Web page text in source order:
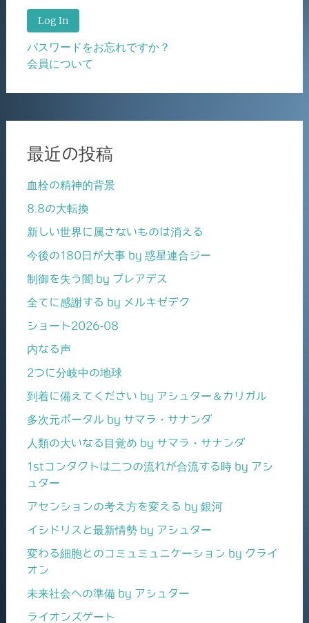
パスワードをお忘れですか？
会員について
最近の投稿
血栓の精神的背景
8.8の大転換
新しい世界に属さないものは消える
今後の180日が大事 by 惑星連合ジー
制御を失う闇 by プレアデス
全てに感謝する by メルキゼデク
ショート2026-08
内なる声
2つに分岐中の地球
到着に備えてください by アシュター＆カリガル
多次元ポータル by サマラ・サナンダ
人類の大いなる目覚め by サマラ・サナンダ
1stコンタクトは二つの流れが合流する時 by アシ
ュター
アセンションの考え方を変える by 銀河
イシドリスと最新情勢 by アシュター
変わる細胞とのコミュミュニケーション by クライ
オン
未来社会への準備 by アシュター
ライオンズゲート